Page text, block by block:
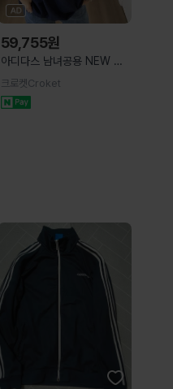
59,755원
아디다스 남녀공용 NEW 오
버핏 솔로 트레포일 삼선 반팔
티 2컬러
크로켓Croket